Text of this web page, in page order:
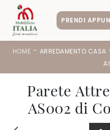
PRENDI
HOME - ARREDAMENTO CASA
Parete
AS002 di